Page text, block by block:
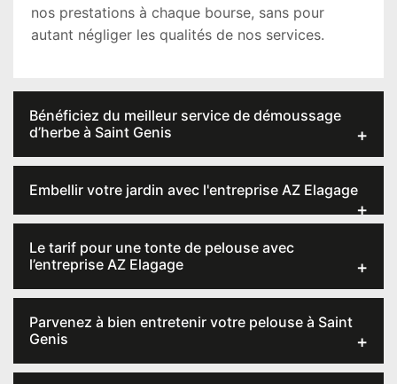
nos prestations à chaque bourse, sans pour
autant négliger les qualités de nos services.
Bénéficiez du meilleur service de démoussage
d’herbe à Saint Genis
Embellir votre jardin avec l'entreprise AZ Elagage
Le tarif pour une tonte de pelouse avec
l’entreprise AZ Elagage
Parvenez à bien entretenir votre pelouse à Saint
Genis